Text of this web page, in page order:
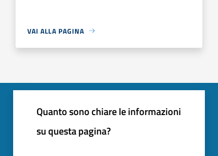
VAI ALLA PAGINA
Quanto sono chiare le informazioni
su questa pagina?